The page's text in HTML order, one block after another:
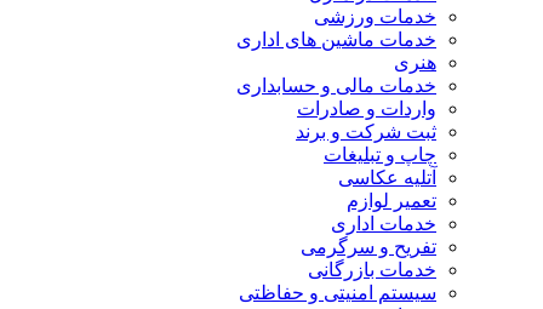
خدمات ورزشی
خدمات ماشین های اداری
هنری
خدمات مالی و حسابداری
واردات و صادرات
ثبت شرکت و برند
چاپ و تبلیغات
آتلیه عکاسی
تعمیر لوازم
خدمات اداری
تفریح و سرگرمی
خدمات بازرگانی
سیستم امنیتی و حفاظتی